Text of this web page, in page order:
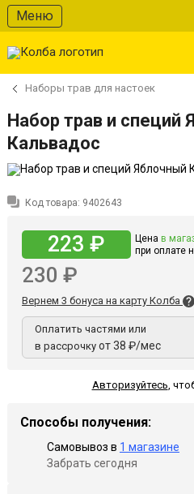
Меню
Наборы трав для настоек
Набор трав и специй
Кальвадос
Код товара: 9402643
223 ₽ Цена в
при оплате
230 ₽
Вернем 3 бонуса на карту Колба
Оплатить частями или
в рассрочку от 38 ₽/мес
Авторизуйтесь,
Способы получения:
Самовывоз в 1 магазине
Забрать сегодня